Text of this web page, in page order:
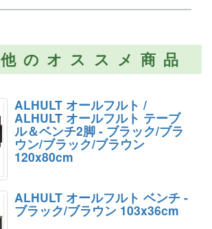
のオススメ商品
ALHULT オールフルト /
ALHULT オールフルト テーブ
ル＆ベンチ2脚 - ブラック/ブラ
ウン/ブラック/ブラウン
120x80cm
ALHULT オールフルト ベンチ -
ブラック/ブラウン 103x36cm